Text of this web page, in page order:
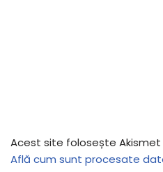
Acest site folosește
Află cum sunt procesate